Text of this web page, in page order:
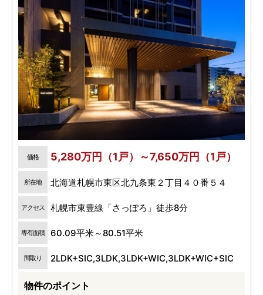
価格 5,280万円（1戸）～7,650万円（1戸）
所在地 北海道札幌市東区北九条東２丁目４０番５４
アクセス 札幌市東豊線「さっぽろ」徒歩8分
専有面積 60.09平米～80.51平米
間取り 2LDK+SIC,3LDK,3LDK+WIC,3LDK+WIC+SIC
物件のポイント